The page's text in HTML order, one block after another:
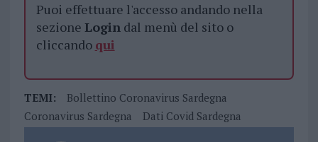
Puoi effettuare l'accesso andando nella
sezione Logindal menù del sito o
cliccando qui
TEMI:
Bollettino Coronavirus Sardegna
Coronavirus Sardegna
Dati Covid Sardegna